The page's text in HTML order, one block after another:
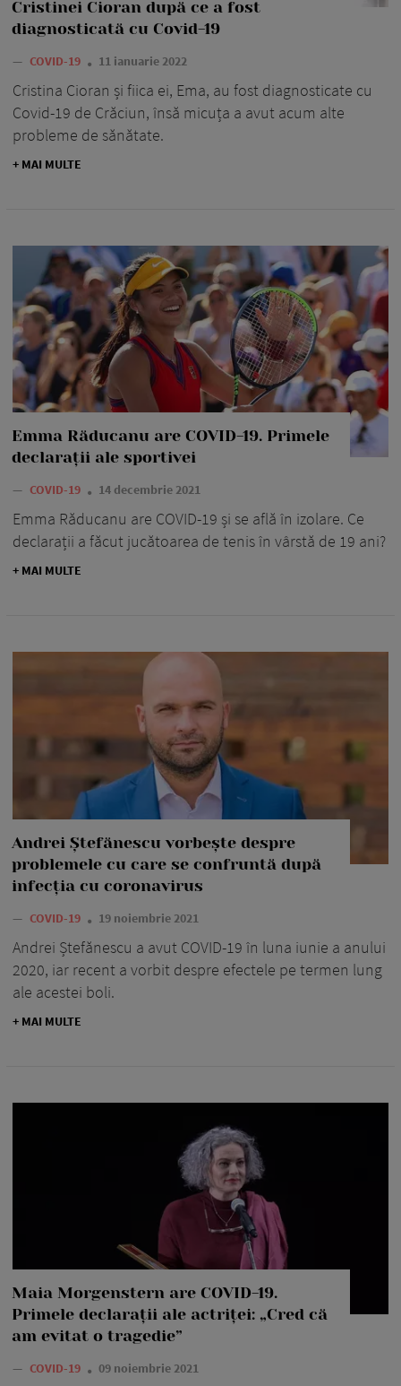
Cristinei Cioran după ce a fost
diagnosticată cu Covid-19
— COVID-19 11 ianuarie 2022
Cristina Cioran și fiica ei, Ema, au fost diagnosticate cu
Covid-19 de Crăciun, însă micuța a avut acum alte
probleme de sănătate.
+ MAI MULTE
Emma Răducanu are COVID-19. Primele
declarații ale sportivei
— COVID-19 14 decembrie 2021
Emma Răducanu are COVID-19 și se află în izolare. Ce
declarații a făcut jucătoarea de tenis în vârstă de 19 ani?
+ MAI MULTE
Andrei Ștefănescu vorbește despre
problemele cu care se confruntă după
infecția cu coronavirus
— COVID-19 19 noiembrie 2021
Andrei Ștefănescu a avut COVID-19 în luna iunie a anului
2020, iar recent a vorbit despre efectele pe termen lung
ale acestei boli.
+ MAI MULTE
Maia Morgenstern are COVID-19.
Primele declarații ale actriței: „Cred că
am evitat o tragedie”
— COVID-19 09 noiembrie 2021